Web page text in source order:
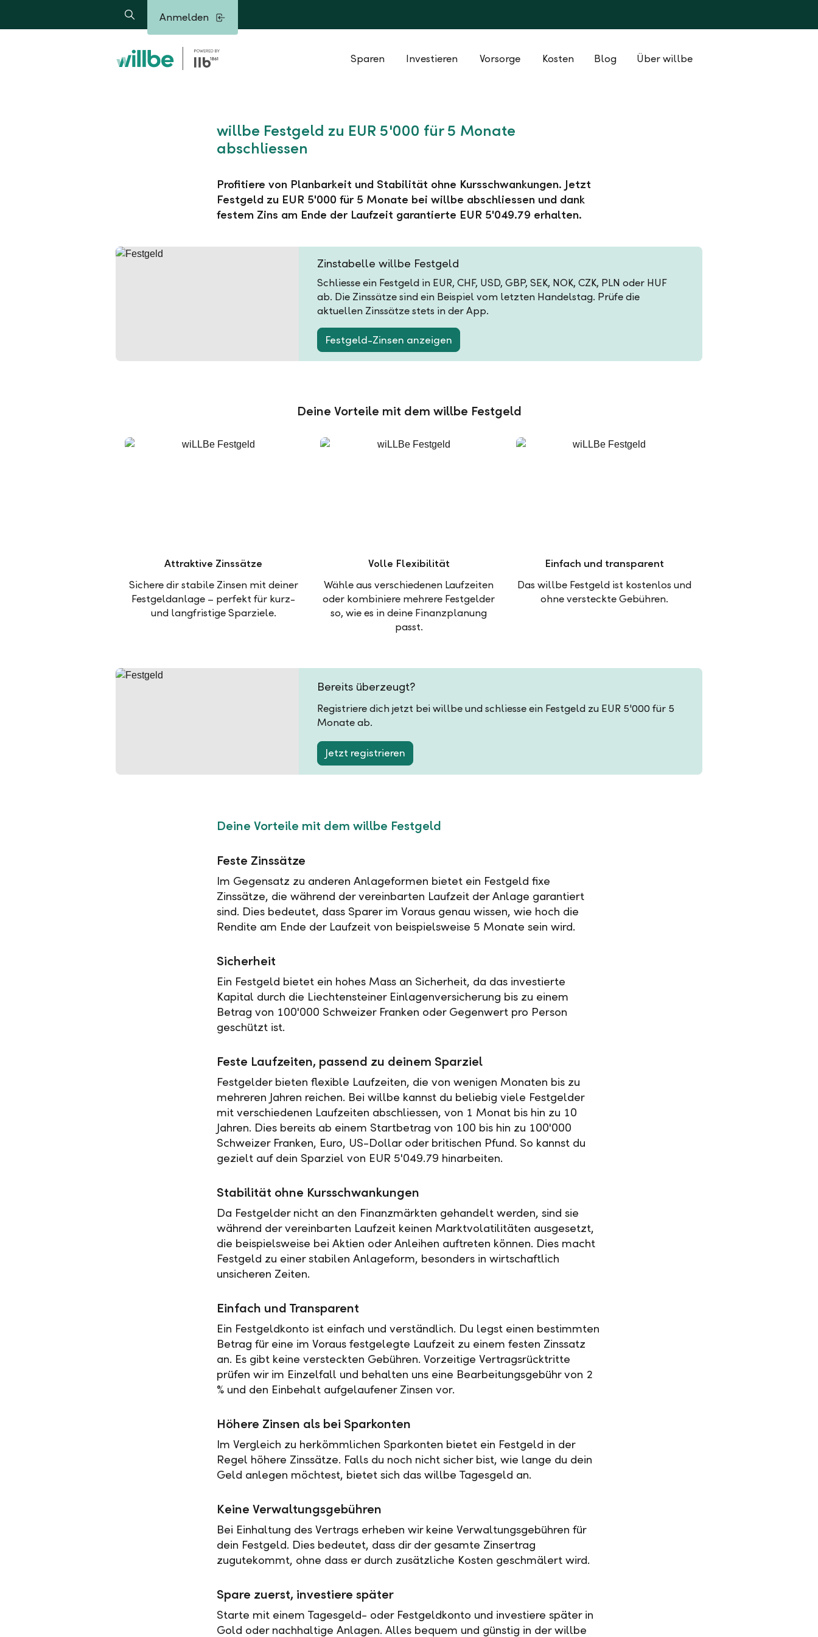
Suche Anmelden
Sparen Investieren Vorsorge Kosten Blog Über willbe
willbe Festgeld zu EUR 5'000 für 5 Monate
abschliessen
Profitiere von Planbarkeit und Stabilität ohne Kursschwankungen. Jetzt
Festgeld zu EUR 5'000 für 5 Monate bei willbe abschliessen und dank
festem Zins am Ende der Laufzeit garantierte EUR 5'049.79 erhalten.
Zinstabelle willbe Festgeld
Schliesse ein Festgeld in EUR, CHF, USD, GBP, SEK, NOK, CZK, PLN oder HUF
ab. Die Zinssätze sind ein Beispiel vom letzten Handelstag. Prüfe die
aktuellen Zinssätze stets in der App.
Festgeld-Zinsen anzeigen
Deine Vorteile mit dem willbe Festgeld
Attraktive Zinssätze
Sichere dir stabile Zinsen mit deiner
Festgeldanlage – perfekt für kurz-
und langfristige Sparziele.
Volle Flexibilität
Wähle aus verschiedenen Laufzeiten
oder kombiniere mehrere Festgelder
so, wie es in deine Finanzplanung
passt.
Einfach und transparent
Das willbe Festgeld ist kostenlos und
ohne versteckte Gebühren.
Bereits überzeugt?
Registriere dich jetzt bei willbe und schliesse ein Festgeld zu EUR 5'000 für 5
Monate ab.
Jetzt registrieren
Deine Vorteile mit dem willbe Festgeld
Feste Zinssätze
Im Gegensatz zu anderen Anlageformen bietet ein Festgeld fixe
Zinssätze, die während der vereinbarten Laufzeit der Anlage garantiert
sind. Dies bedeutet, dass Sparer im Voraus genau wissen, wie hoch die
Rendite am Ende der Laufzeit von beispielsweise 5 Monate sein wird.
Sicherheit
Ein Festgeld bietet ein hohes Mass an Sicherheit, da das investierte
Kapital durch die Liechtensteiner Einlagenversicherung bis zu einem
Betrag von 100'000 Schweizer Franken oder Gegenwert pro Person
geschützt ist.
Feste Laufzeiten, passend zu deinem Sparziel
Festgelder bieten flexible Laufzeiten, die von wenigen Monaten bis zu
mehreren Jahren reichen. Bei willbe kannst du beliebig viele Festgelder
mit verschiedenen Laufzeiten abschliessen, von 1 Monat bis hin zu 10
Jahren. Dies bereits ab einem Startbetrag von 100 bis hin zu 100'000
Schweizer Franken, Euro, US-Dollar oder britischen Pfund. So kannst du
gezielt auf dein Sparziel von EUR 5'049.79 hinarbeiten.
Stabilität ohne Kursschwankungen
Da Festgelder nicht an den Finanzmärkten gehandelt werden, sind sie
während der vereinbarten Laufzeit keinen Marktvolatilitäten ausgesetzt,
die beispielsweise bei Aktien oder Anleihen auftreten können. Dies macht
Festgeld zu einer stabilen Anlageform, besonders in wirtschaftlich
unsicheren Zeiten.
Einfach und Transparent
Ein Festgeldkonto ist einfach und verständlich. Du legst einen bestimmten
Betrag für eine im Voraus festgelegte Laufzeit zu einem festen Zinssatz
an. Es gibt keine versteckten Gebühren. Vorzeitige Vertragsrücktritte
prüfen wir im Einzelfall und behalten uns eine Bearbeitungsgebühr von 2
% und den Einbehalt aufgelaufener Zinsen vor.
Höhere Zinsen als bei Sparkonten
Im Vergleich zu herkömmlichen Sparkonten bietet ein Festgeld in der
Regel höhere Zinssätze. Falls du noch nicht sicher bist, wie lange du dein
Geld anlegen möchtest, bietet sich das willbe Tagesgeld an.
Keine Verwaltungsgebühren
Bei Einhaltung des Vertrags erheben wir keine Verwaltungsgebühren für
dein Festgeld. Dies bedeutet, dass dir der gesamte Zinsertrag
zugutekommt, ohne dass er durch zusätzliche Kosten geschmälert wird.
Spare zuerst, investiere später
Starte mit einem Tagesgeld- oder Festgeldkonto und investiere später in
Gold oder nachhaltige Anlagen. Alles bequem und günstig in der willbe